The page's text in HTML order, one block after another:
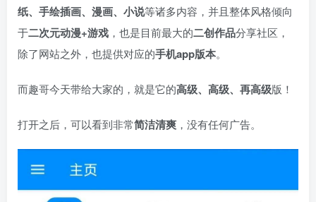
纸、手绘插画、漫画、小说等诸多内容，并且整体风格倾向
于二次元动漫+游戏 ，也是目前最大的二创作品分享社区，
除了网站之外，也提供对应的手机app版本。
而趣哥今天带给大家的，就是它的高级、高级、再高级版！
打开之后，可以看到非常简洁清爽 ，没有任何广告。